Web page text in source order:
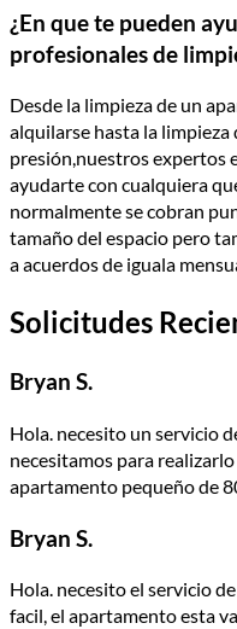
¿En que te pueden
profesionales de
Desde la limpieza de un
alquilarse hasta la limpieza
presión,nuestros expertos
ayudarte con cualquiera
normalmente se cobran
tamaño del espacio pero
a acuerdos de iguala
Solicitudes
Bryan S.
Hola. necesito un servicio
necesitamos para realizarlo
apartamento pequeño de
Bryan S.
Hola. necesito el servicio
facil, el apartamento esta